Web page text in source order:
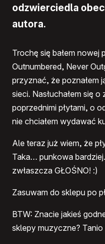
odzwierciedla
autora.
Trochę się bałem nowej
Outnumbered, Never
przyznać, że poznałem
sieci. Nasłuchałem się
poprzednimi płytami, o
nie chciałem wydawać
Ale teraz już wiem, że
Taka… punkowa
zwłaszcza GŁOŚNO! :)
Zasuwam do sklepu po
BTW: Znacie jakieś
sklepy muzyczne? Tanio